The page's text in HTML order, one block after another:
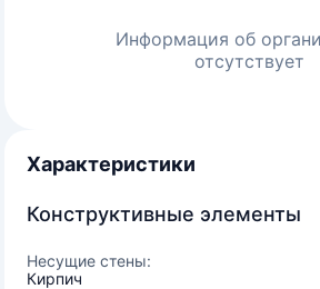
Информация об
отсутствует
Характеристики
Конструктивные элементы
Несущие стены:
Кирпич